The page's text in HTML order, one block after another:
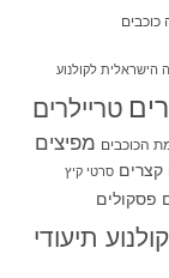
הישראלית לקולנוע
טריילרים
הכוכבים מפיצים
קצרים סרטי קיץ
פסקולים
קולנוע תיעודי